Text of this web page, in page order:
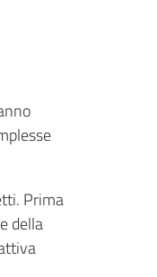
Prima
della